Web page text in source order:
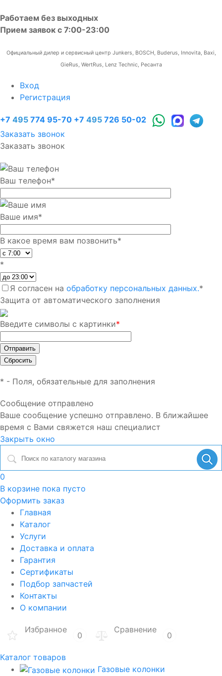
Работаем без выходных
Прием заявок с 7:00-23:00
Официальный дилер и сервисный центр Junkers, BOSCH, Buderus, Innovita, Baxi,
GieRus, WertRus, Lenz Technic, Ресанта
Вход
Регистрация
+7 495 774 95-70 +7 495 726 50-02
Заказать звонок
Заказать звонок
Ваш телефон*
Ваше имя*
В какое время вам позвонить*
*
Я согласен на обработку персональных данных.*
Защита от автоматического заполнения
Введите символы с картинки*
* - Поля, обязательные для заполнения
Сообщение отправлено
Ваше сообщение успешно отправлено. В ближайшее
время с Вами свяжется наш специалист
Закрыть окно
0
В корзине пока пусто
Оформить заказ
Главная
Каталог
Услуги
Доставка и оплата
Гарантия
Сертификаты
Подбор запчастей
Контакты
О компании
Избранное
0
Сравнение
0
Каталог товаров
Газовые колонки